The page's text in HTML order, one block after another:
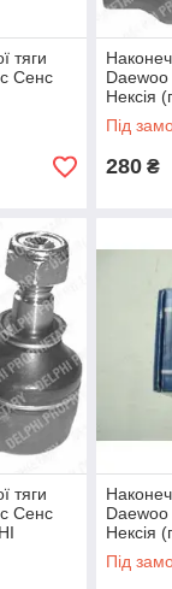
тяги
Сенс
Нексія
Під
280 ₴
тяги
Сенс
Нексія
Під